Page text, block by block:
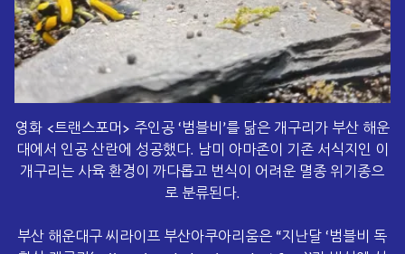
영화 <트랜스포머> 주인공 ‘범블비’를 닮은 개구리가 부산 해운
대에서 인공 산란에 성공했다. 남미 아마존이 기존 서식지인 이
개구리는 사육 환경이 까다롭고 번식이 어려운 멸종 위기종으
로 분류된다.
부산 해운대구 씨라이프 부산아쿠아리움은 “지난달 ‘범블비 독